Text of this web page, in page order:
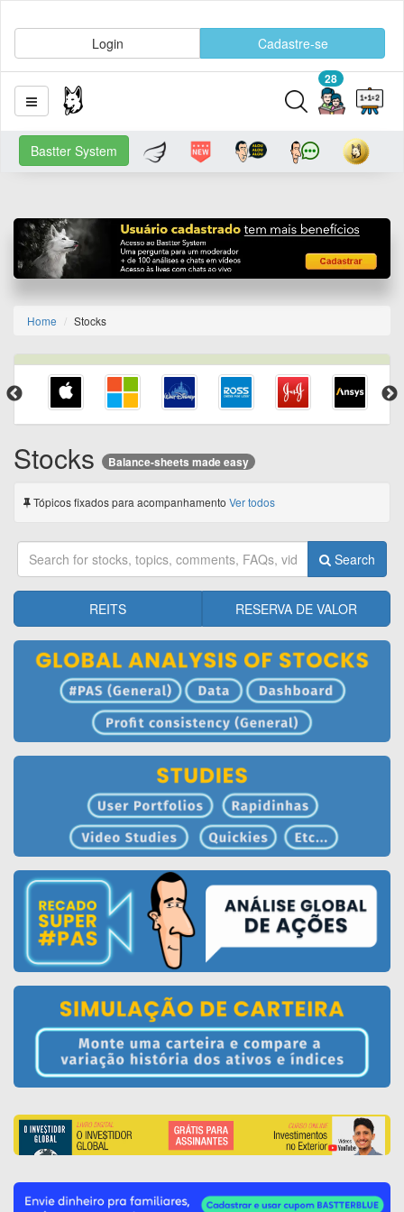
Login Cadastre-se
28
Bastter System
Home Stocks
Stocks Balance-sheets made easy
Tópicos fixados para acompanhamento Ver todos
Search
REITS RESERVA DE VALOR